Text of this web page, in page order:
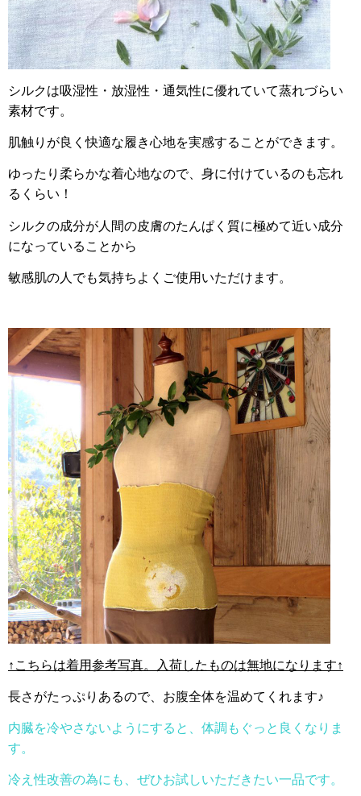
シルクは吸湿性・放湿性・通気性に優れていて蒸れづらい
素材です。
肌触りが良く快適な履き心地を実感することができます。
ゆったり柔らかな着心地なので、身に付けているのも忘れ
るくらい！
シルクの成分が人間の皮膚のたんぱく質に極めて近い成分
になっていることから
敏感肌の人でも気持ちよくご使用いただけます。
↑こちらは着用参考写真。入荷したものは無地になります↑
長さがたっぷりあるので、お腹全体を温めてくれます♪
内臓を冷やさないようにすると、体調もぐっと良くなりま
す。
冷え性改善の為にも、ぜひお試しいただきたい一品です。